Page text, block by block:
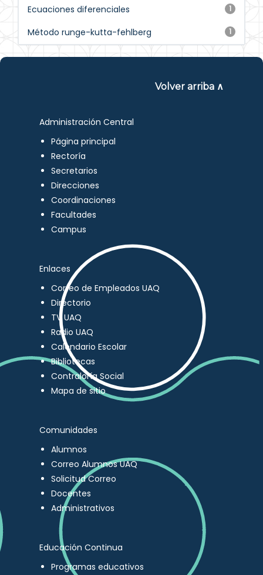
1
Ecuaciones diferenciales
1
Método runge-kutta-fehlberg
Volver arriba ∧
Administración Central
Página principal
Rectoría
Secretarios
Direcciones
Coordinaciones
Facultades
Campus
Enlaces
Correo de Empleados UAQ
Directorio
TV UAQ
Radio UAQ
Calendario Escolar
Bibliotecas
Contraloría Social
Mapa de sitio
Comunidades
Alumnos
Correo Alumnos UAQ
Solicitud Correo
Docentes
Administrativos
Educación Continua
Programas educativos